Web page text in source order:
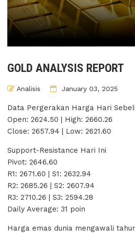
GOLD ANALYSIS REPORT
Analisis January 03, 2025
Data Pergerakan Harga Hari
Open: 2624.50 | High: 2660.26
Close: 2657.94 | Low: 2621.60
Support-Resistance Hari Ini
Pivot: 2646.60
R1: 2671.60 | S1: 2632.94
R2: 2685.26 | S2: 2607.94
R3: 2710.26 | S3: 2594.28
Daily Average: 31 poin
Harga emas dunia mengawali